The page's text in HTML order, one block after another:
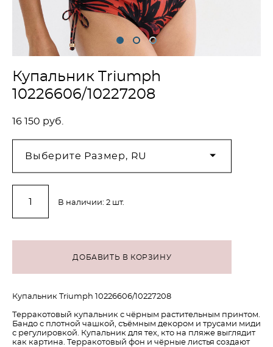
Купальник Triumph
10226606/10227208
16 150 pуб.
Выберите Размер, RU
В наличии: 2 шт.
ДОБАВИТЬ В КОРЗИНУ
Купальник Triumph 10226606/10227208
Терракотовый купальник с чёрным растительным принтом.
Бандо с плотной чашкой, съёмным декором и трусами миди
с регулировкой. Купальник для тех, кто на пляже выглядит
как картина. Терракотовый фон и чёрные листья создают